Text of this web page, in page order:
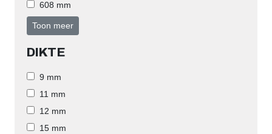
608 mm
Toon meer
DIKTE
9 mm
11 mm
12 mm
15 mm